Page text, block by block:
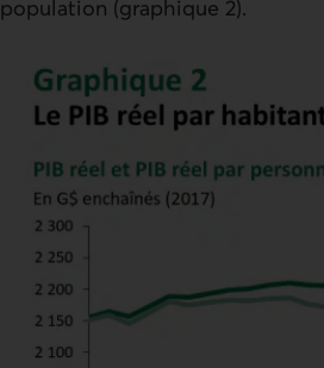
population (graphique 2).